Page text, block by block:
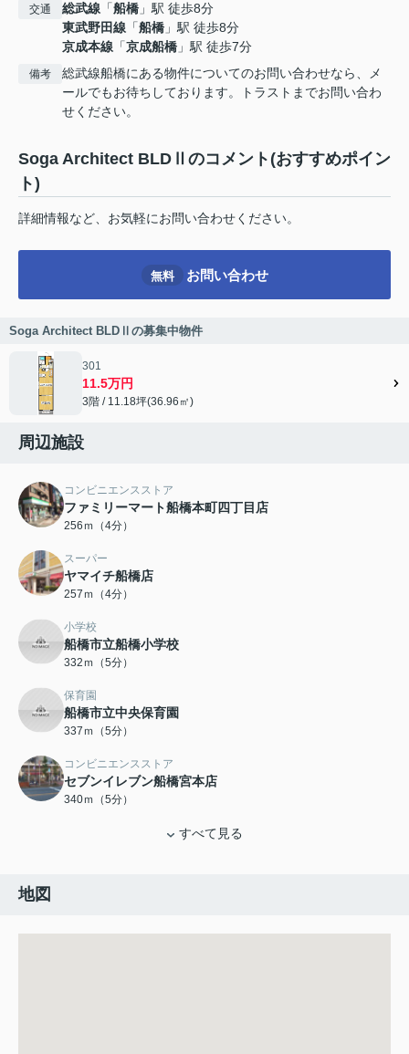
交通 総武線 「船橋 」駅 徒歩8分
東武野田線 「船橋 」駅 徒歩8分
京成本線 「京成船橋 」駅 徒歩7分
備考
総武線船橋にある物件についてのお問い合わせなら、メ
ールでもお待ちしております。トラストまでお問い合わ
せください。
Soga Architect BLDⅡのコメント(おすすめポイン
ト)
詳細情報など、お気軽にお問い合わせください。
無料 お問い合わせ
Soga Architect BLDⅡの募集中物件
301
11.5万円
3階 / 11.18坪(36.96㎡)
周辺施設
コンビニエンスストア
ファミリーマート船橋本町四丁目店
256ｍ（4分）
スーパー
ヤマイチ船橋店
257ｍ（4分）
小学校
船橋市立船橋小学校
332ｍ（5分）
保育園
船橋市立中央保育園
337ｍ（5分）
コンビニエンスストア
セブンイレブン船橋宮本店
340ｍ（5分）
すべて見る
地図